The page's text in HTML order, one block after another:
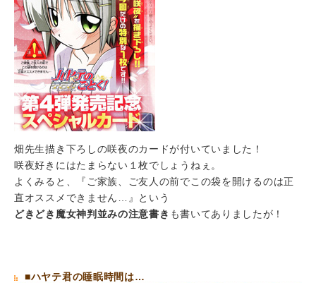
畑先生描き下ろしの咲夜のカードが付いていました！
咲夜好きにはたまらない１枚でしょうねぇ。
よくみると、『ご家族、ご友人の前でこの袋を開けるのは正
直オススメできません…』という
どきどき魔女神判並みの注意書き も書いてありましたが！
■ハヤテ君の睡眠時間は…